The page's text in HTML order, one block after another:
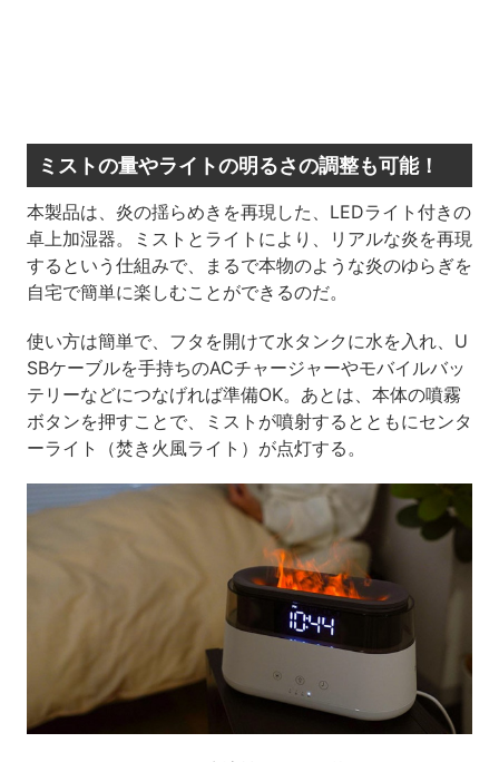
ミストの量やライトの明るさの調整も可能！
本製品は、炎の揺らめきを再現した、LEDライト付きの
卓上加湿器。ミストとライトにより、リアルな炎を再現
するという仕組みで、まるで本物のような炎のゆらぎを
自宅で簡単に楽しむことができるのだ。
使い方は簡単で、フタを開けて水タンクに水を入れ、U
SBケーブルを手持ちのACチャージャーやモバイルバッ
テリーなどにつなげれば準備OK。あとは、本体の噴霧
ボタンを押すことで、ミストが噴射するとともにセンタ
ーライト（焚き火風ライト）が点灯する。